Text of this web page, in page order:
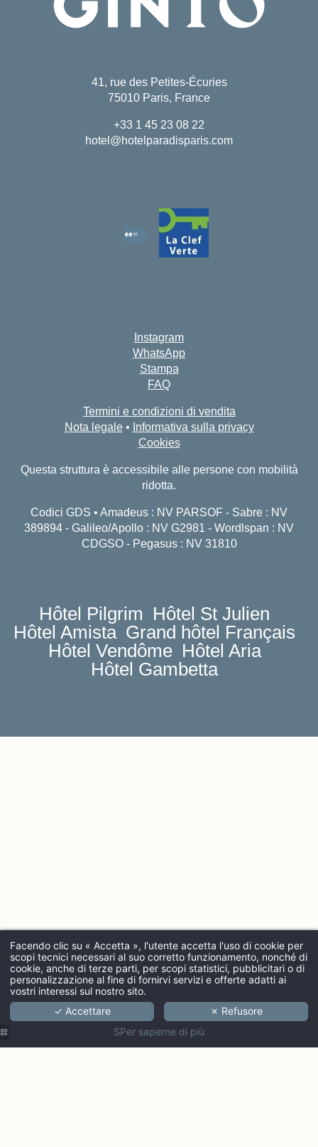
Instagram
WhatsApp
Stampa
FAQ
Termini e condizioni di vendita
Nota legale• Informativa sulla privacy
Cookies
Questa struttura è accessibile alle persone con mobilità
ridotta.
Codici GDS • Amadeus : NV PARSOF - Sabre : NV
389894 - Galileo/Apollo : NV G2981 - Wordlspan : NV
CDGSO - Pegasus : NV 31810
41, rue des Petites-Écuries
75010 Paris, France
+33 1 45 23 08 22
hotel@hotelparadisparis.com
Hôtel Pilgrim
Hôtel St Julien
Hôtel Amista Grand hôtel Français
Hôtel Vendôme Hôtel Aria
Hôtel Gambetta
ARRIVO
ADULTI
Facendo clic su « Accetta », l'utente accetta l'uso di cookie per
scopi tecnici necessari al suo corretto funzionamento, nonché di
cookie, anche di terze parti, per scopi statistici, pubblicitari o di
personalizzazione al fine di fornirvi servizi e offerte adatti ai
vostri interessi sul nostro sito.
✓ Accettare
✗ Refusore
SPer saperne di più